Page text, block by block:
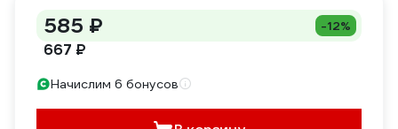
585 ₽ -12%
667 ₽
Начислим 6 бонусов